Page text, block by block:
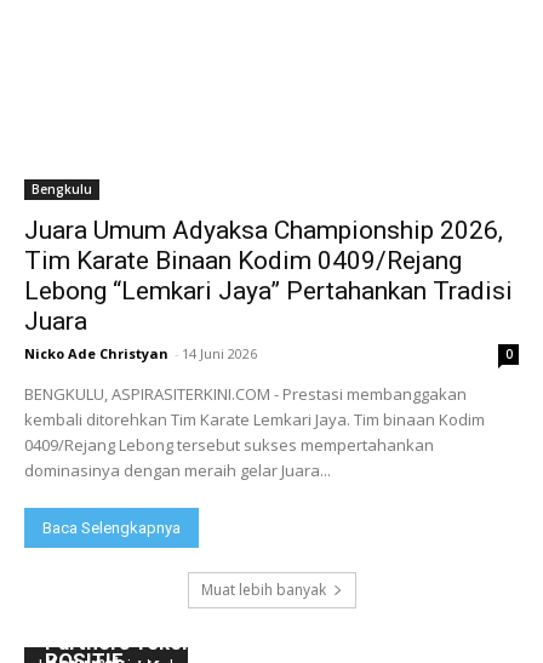
Bengkulu
Juara Umum Adyaksa Championship 2026,
Tim Karate Binaan Kodim 0409/Rejang
Lebong “Lemkari Jaya” Pertahankan Tradisi
Juara
Nicko Ade Christyan - 14 Juni 2026 0
BENGKULU, ASPIRASITERKINI.COM - Prestasi membanggakan
kembali ditorehkan Tim Karate Lemkari Jaya. Tim binaan Kodim
0409/Rejang Lebong tersebut sukses mempertahankan
dominasinya dengan meraih gelar Juara...
Baca Selengkapnya
Muat lebih banyak
POLA ASUH ORANG TUA TERHADAP ANAK DI
Peringati Hakordia, Kajari Rejang Lebong Ajak
Partners Teken MoU dengan Klinik Thamrin,